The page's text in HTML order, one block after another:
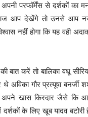
परफॉर्मेंस से दर्शकों का
आप देखेंगे तो उनसे आप
नहीं होगा कि यह वही
बात करें तो बालिका वधू
अविका गौर प्रत्यूषा बनर्जी
अपने खास किरदार जैसे कि
के लिए खूब यादव